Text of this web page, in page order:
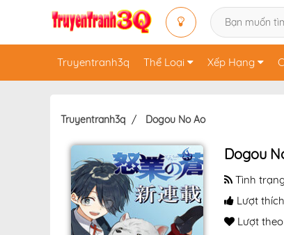
Truyentranh3q Thể Loại Xếp Hạng
Truyentranh3q Dogou No Ao
Dogou
Tình
Lượt thích
Lượt